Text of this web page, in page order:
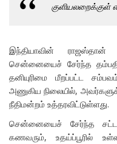
குளியலறைக்குள்
இந்தியாவின் ராஜஸ்தான்
சென்னையைச் சேர்ந்த
தனியுரிமை மீறப்பட்ட
அணுகிய நிலையில்,
நீதிமன்றம் உத்தரவிட்டுள்ளது.
சென்னையைச் சேர்ந்த
கணவரும், உதய்ப்பூரில்